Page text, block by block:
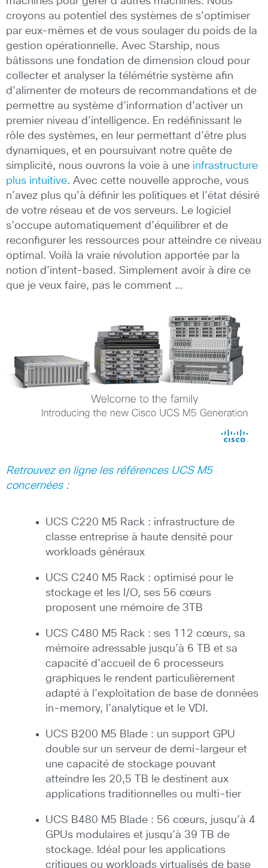
croyons au potentiel des systèmes de s’optimiser
par eux-mêmes et de vous soulager du poids de la
gestion opérationnelle. Avec Starship, nous
bâtissons une fondation de dimension cloud pour
collecter et analyser la télémétrie système afin
d’alimenter de moteurs de recommandations et de
permettre au système d’information d’activer un
premier niveau d’intelligence. En redéfinissant le
rôle des systèmes, en leur permettant d’être plus
dynamiques, et en poursuivant notre quête de
simplicité, nous ouvrons la voie à une infrastructure
plus intuitive. Avec cette nouvelle approche, vous
n’avez plus qu’à définir les politiques et l’état désiré
de votre réseau et de vos serveurs. Le logiciel
s’occupe automatiquement d’équilibrer et de
reconfigurer les ressources pour atteindre ce niveau
optimal. Voilà la vraie révolution apportée par la
notion d’intent-based. Simplement avoir à dire ce
que je veux faire, pas le comment …
Retrouvez en ligne les références UCS M5
concernées:
UCS C220 M5 Rack : infrastructure de
classe entreprise à haute densité pour
workloads généraux
UCS C240 M5 Rack : optimisé pour le
stockage et les I/O, ses 56 cœurs
proposent une mémoire de 3TB
UCS C480 M5 Rack : ses 112 cœurs, sa
mémoire adressable jusqu’à 6 TB et sa
capacité d’accueil de 6 processeurs
graphiques le rendent particulièrement
adapté à l’exploitation de base de données
in-memory, l’analytique et le VDI.
UCS B200 M5 Blade : un support GPU
double sur un serveur de demi-largeur et
une capacité de stockage pouvant
atteindre les 20,5 TB le destinent aux
applications traditionnelles ou multi-tier
UCS B480 M5 Blade : 56 cœurs, jusqu’à 4
GPUs modulaires et jusqu’à 39 TB de
stockage. Idéal pour les applications
critiques ou workloads virtualisés de base